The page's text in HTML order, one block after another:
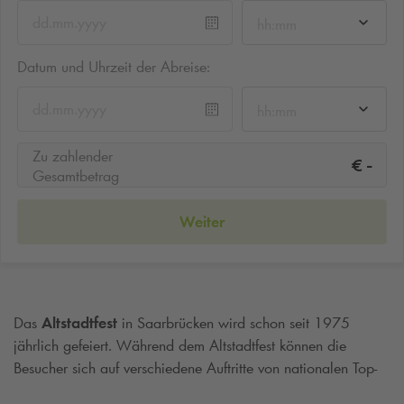
Datum und Uhrzeit der Abreise:
Zu zahlender
Gesamtbetrag
€ -
Weiter
Das Altstadtfest in Saarbrücken wird schon seit 1975
jährlich gefeiert. Während dem Altstadtfest können die
Besucher sich auf verschiedene Auftritte von nationalen Top-